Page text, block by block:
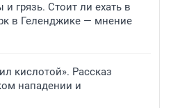
грязь. Стоит ли ехать в
в Геленджике — мнение
кислотой». Рассказ
нападении и